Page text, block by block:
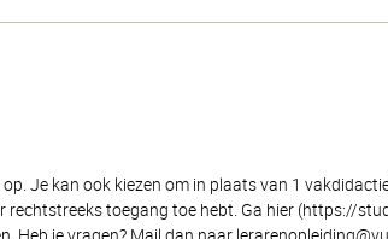
Je kan ook kiezen om in plaats van 1
rechtstreeks toegang toe hebt. Ga hier (https://